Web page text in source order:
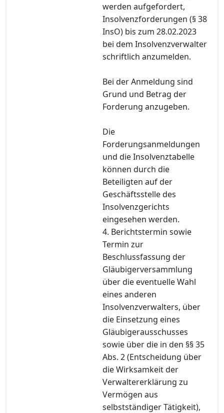
werden aufgefordert,
Insolvenzforderungen (§ 38
InsO) bis zum 28.02.2023
bei dem Insolvenzverwalter
schriftlich anzumelden.
Bei der Anmeldung sind
Grund und Betrag der
Forderung anzugeben.
Die
Forderungsanmeldungen
und die Insolvenztabelle
können durch die
Beteiligten auf der
Geschäftsstelle des
Insolvenzgerichts
eingesehen werden.
4. Berichtstermin sowie
Termin zur
Beschlussfassung der
Gläubigerversammlung
über die eventuelle Wahl
eines anderen
Insolvenzverwalters, über
die Einsetzung eines
Gläubigerausschusses
sowie über die in den §§ 35
Abs. 2 (Entscheidung über
die Wirksamkeit der
Verwaltererklärung zu
Vermögen aus
selbstständiger Tätigkeit),